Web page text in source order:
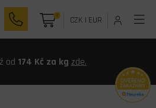
0 CZK| EUR
od 174 Kč za kg zde.